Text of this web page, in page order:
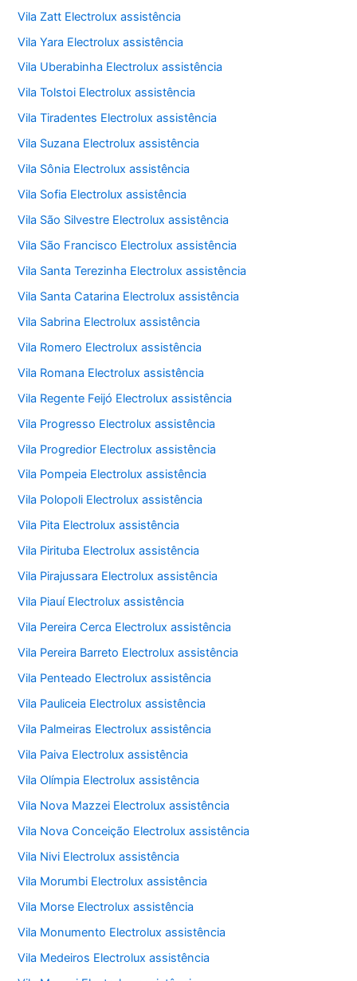
Vila Zatt Electrolux assistência
Vila Yara Electrolux assistência
Vila Uberabinha Electrolux assistência
Vila Tolstoi Electrolux assistência
Vila Tiradentes Electrolux assistência
Vila Suzana Electrolux assistência
Vila Sônia Electrolux assistência
Vila Sofia Electrolux assistência
Vila São Silvestre Electrolux assistência
Vila São Francisco Electrolux assistência
Vila Santa Terezinha Electrolux assistência
Vila Santa Catarina Electrolux assistência
Vila Sabrina Electrolux assistência
Vila Romero Electrolux assistência
Vila Romana Electrolux assistência
Vila Regente Feijó Electrolux assistência
Vila Progresso Electrolux assistência
Vila Progredior Electrolux assistência
Vila Pompeia Electrolux assistência
Vila Polopoli Electrolux assistência
Vila Pita Electrolux assistência
Vila Pirituba Electrolux assistência
Vila Pirajussara Electrolux assistência
Vila Piauí Electrolux assistência
Vila Pereira Cerca Electrolux assistência
Vila Pereira Barreto Electrolux assistência
Vila Penteado Electrolux assistência
Vila Pauliceia Electrolux assistência
Vila Palmeiras Electrolux assistência
Vila Paiva Electrolux assistência
Vila Olímpia Electrolux assistência
Vila Nova Mazzei Electrolux assistência
Vila Nova Conceição Electrolux assistência
Vila Nivi Electrolux assistência
Vila Morumbi Electrolux assistência
Vila Morse Electrolux assistência
Vila Monumento Electrolux assistência
Vila Medeiros Electrolux assistência